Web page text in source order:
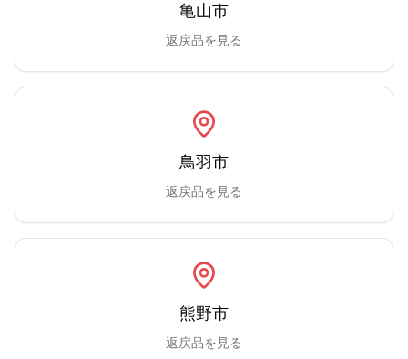
亀山市
返戻品を見る
鳥羽市
返戻品を見る
熊野市
返戻品を見る